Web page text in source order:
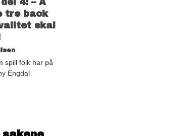
tre back
skal
spill folk har på
Engdal